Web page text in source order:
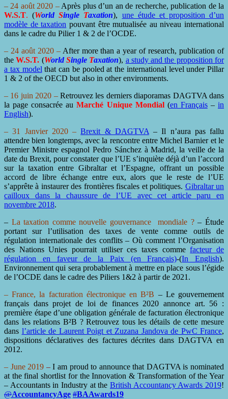
– 24 août 2020 –Après plus d’un an de recherche, publication de la
W.S.T. (WorldSingle Taxation), une étude et proposition d’un
modèle de taxation pouvant être mutualisée au niveau international
dans le cadre du Pilier 1 & 2 de l’OCDE.
– 24 août 2020 –After more than a year of research, publication of
theW.S.T. (World Single Taxation), a study and the proposition for
a tax model that can be pooled at the international level under Pillar
1 & 2 of the OECD but also in other environments.
– 16 juin 2020 –Retrouvez les derniers diaporamas DAGTVA dans
la page consacrée auMarché Unique Mondial(en Français–in
English).
– 31 Janvier 2020 – Brexit & DAGTVA – Il n’aura pas fallu
attendre bien longtemps, avec la rencontre entre Michel Barnier et le
Premier Ministre espagnol Pedro Sánchez à Madrid, la veille de la
date du Brexit, pour constater que l’UE s’inquiète déjà d’un l’accord
sur la taxation entre Gibraltar et l’Espagne, offrant un possible
accord de libre échange entre eux, alors que le reste de l’UE
s’apprête à instaurer des frontières fiscales et politiques. Gibraltar un
cailloux dans la chaussure de l’UE avec cet article paru en
novembre 2018.
– La taxation comme nouvelle gouvernance mondiale ?– Étude
portant sur l’utilisation des taxes de vente comme outils de
régulation internationale des conflits – Où comment l’Organisation
des Nations Unies pourrait utiliser ces taxes commefacteur de
régulation en faveur de la Paix (en Français)-(In English).
Environnement qui sera probablement à mettre en place sous l’égide
de l’OCDE dans le cadre des Piliers 1&2 à partir de 2021.
– France, la facturation électronique en B²B – Le gouvernement
français dans projet de loi de finances 2020 annonce art. 56 :
première étape d’une obligation générale de facturation électronique
dans les relations B²B ? Retrouvez tous les détails de cette mesure
dans l’article de Laurent Poigt et Zuzana Jandova de PwC France,
dispositions déclaratives des factures décrites dans DAGTVA en
2012.
– June 2019 –I am proud to announce that DAGTVA is nominated
at the final shortlist for the Innovation & Transformation of the Year
– Accountants in Industry at the British Accountancy Awards 2019!
@AccountancyAge #BAAwards19